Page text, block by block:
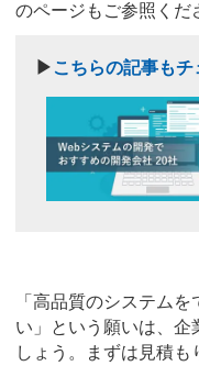
のページもご参照くだ
▶ こちらの記事もチ
「高品質のシステム
い」という願いは、
しょう。まずは見積